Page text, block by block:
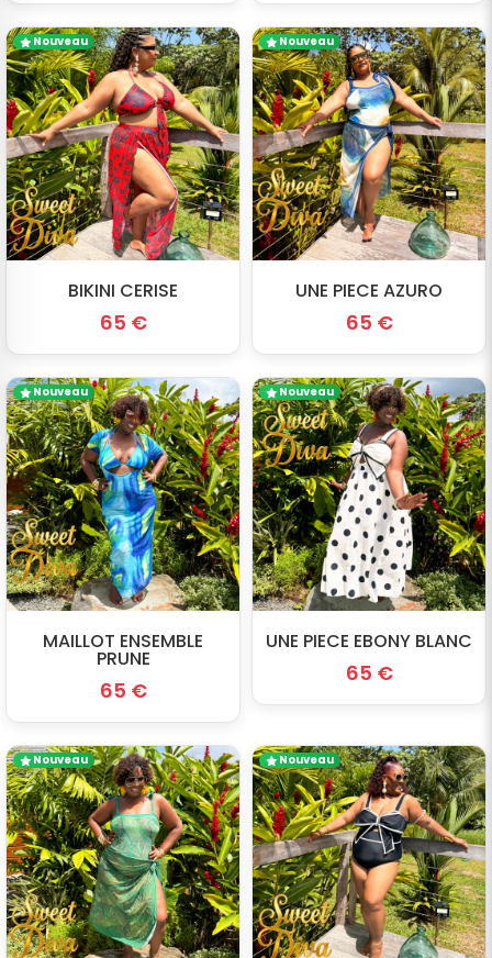
Nouveau
BIKINI CERISE
65 €
Nouveau
UNE PIECE AZURO
65 €
Nouveau
MAILLOT ENSEMBLE
PRUNE
65 €
Nouveau
UNE PIECE EBONY BLANC
65 €
Nouveau Nouveau